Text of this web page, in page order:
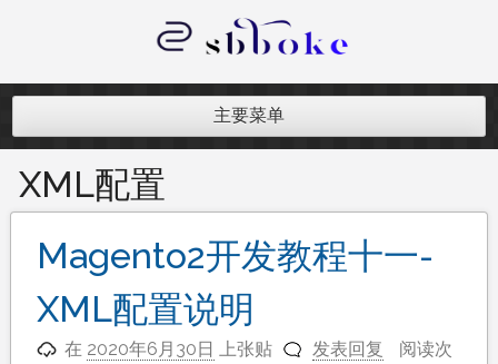
内
记录跨境电商独立站开发遇到的点点
主要菜单
XML配置
Magento2开发教程十一-
XML配置说明
在 2020年6月30日 上张贴 发表回复
阅读次